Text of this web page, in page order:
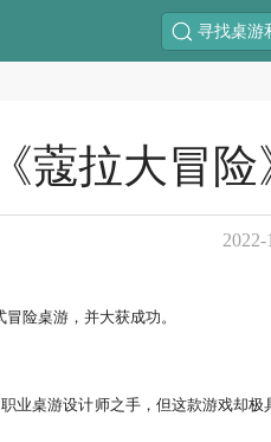
寻找桌游
拉大冒险
2022-
险桌游，并大获成功。
业桌游设计师之手，但这款游戏却极